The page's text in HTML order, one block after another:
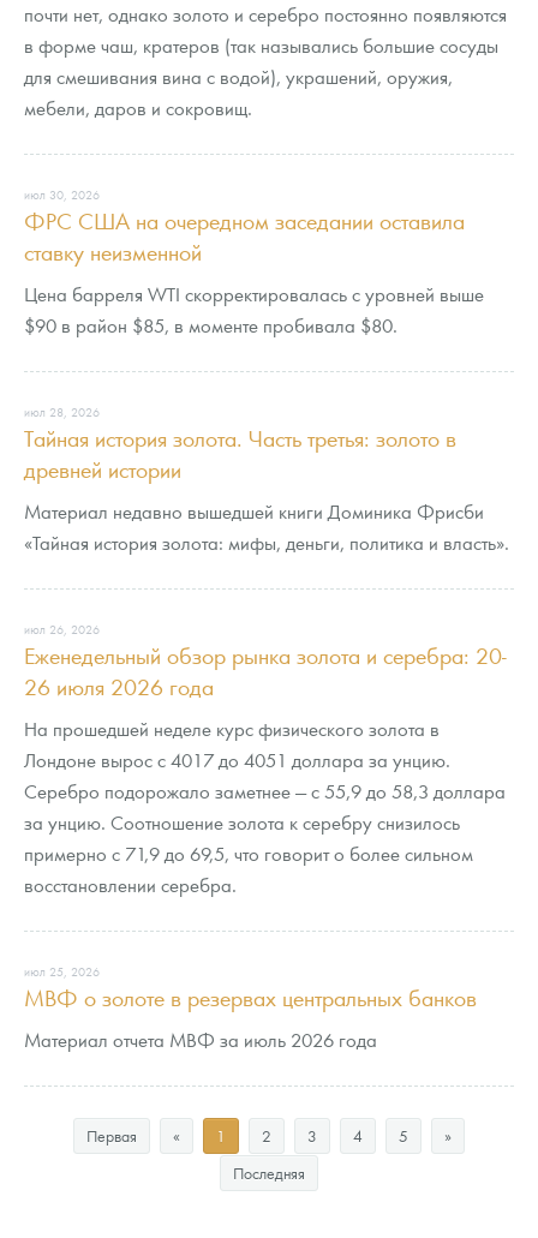
почти нет, однако золото и серебро постоянно появляются
в форме чаш, кратеров (так назывались большие сосуды
для смешивания вина с водой), украшений, оружия,
мебели, даров и сокровищ.
июл 30, 2026
ФРС США на очередном заседании оставила
ставку неизменной
Цена барреля WTI скорректировалась с уровней выше
$90 в район $85, в моменте пробивала $80.
июл 28, 2026
Тайная история золота. Часть третья: золото в
древней истории
Материал недавно вышедшей книги Доминика Фрисби
«Тайная история золота: мифы, деньги, политика и власть».
июл 26, 2026
Еженедельный обзор рынка золота и серебра: 20-
26 июля 2026 года
На прошедшей неделе курс физического золота в
Лондоне вырос с 4017 до 4051 доллара за унцию.
Серебро подорожало заметнее — с 55,9 до 58,3 доллара
за унцию. Соотношение золота к серебру снизилось
примерно с 71,9 до 69,5, что говорит о более сильном
восстановлении серебра.
июл 25, 2026
МВФ о золоте в резервах центральных банков
Материал отчета МВФ за июль 2026 года
Первая « 1 2 3 4 5
»
Последняя